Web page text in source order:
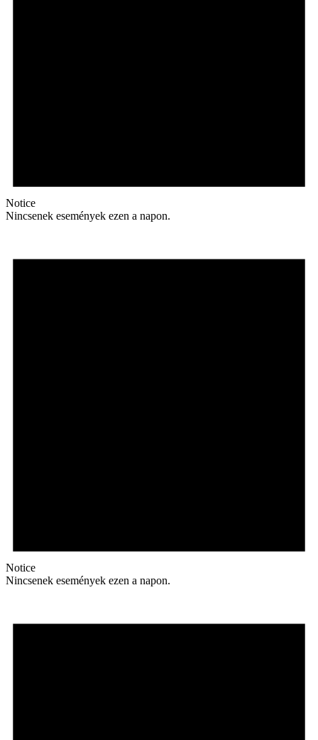
Notice
Nincsenek események ezen a napon.
Notice
Nincsenek események ezen a napon.